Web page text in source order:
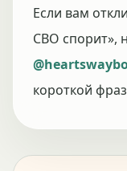
Если вам
СВО спорит»,
короткой